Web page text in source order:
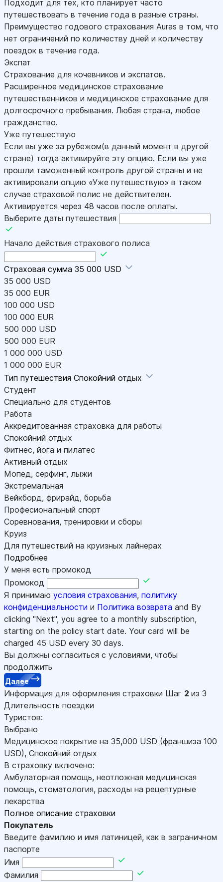
Подходит для тех, кто планирует часто
путешествовать в течение года в разные страны.
Преимущество годового страхования Auras в том, что
нет ограничений по количеству дней и количеству
поездок в течение года.
Экспат
Страхование для кочевников и экспатов.
Расширенное медицинское страхование
путешественников и медицинское страхование для
долгосрочного пребывания. Любая страна, любое
гражданство.
Уже путешествую
Если вы уже за рубежом(в данный момент в другой
стране) тогда активируйте эту опцию. Если вы уже
прошли таможенный контроль другой страны и не
активировали опцию «Уже путешествую» в таком
случае страховой полис не действителен.
Активируется через 48 часов после оплаты.
Выберите даты путешествия
Начало действия страхового полиса
Страховая сумма 35 000 USD
35 000 USD
35 000 EUR
100 000 USD
100 000 EUR
500 000 USD
500 000 EUR
1 000 000 USD
1 000 000 EUR
Тип путешествия Спокойний отдых
Студент
Специально для студентов
Работа
Аккредитованная страховка для работы
Спокойний отдых
Фитнес, йога и пилатес
Активный отдых
Мопед, серфинг, лыжи
Экстремальная
Вейкборд, фрирайд, борьба
Професиональный спорт
Соревнования, тренировки и сборы
Круиз
Для путешествий на круизных лайнерах
Подробнее
У меня есть промокод
Промокод
Я принимаю условия страхования, политику
конфиденциальности и Политика возврата and By
clicking "Next", you agree to a monthly subscription,
starting on the policy start date. Your card will be
charged 45 USD every 30 days.
Вы должны согласиться с условиями, чтобы
продолжить
Далее
Информация для оформления страховки Шаг 2 из 3
Длительность поездки
Туристов:
Выбрано
Медицинское покрытие на 35,000 USD (франшиза 100
USD), Спокойний отдых
В страховку включено:
Амбулаторная помощь, неотложная медицинская
помощь, стоматология, расходы на рецептурные
лекарства
Полное описание страховки
Покупатель
Введите фамилию и имя латиницей, как в заграничном
паспорте
Имя
Фамилия